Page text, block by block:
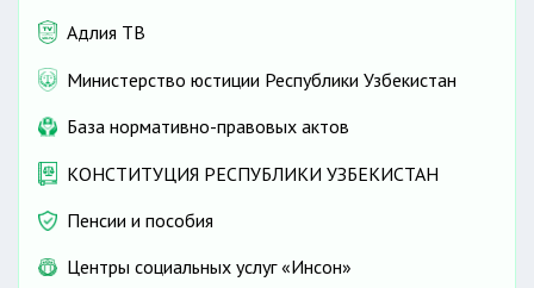
Адлия ТВ
Министерство юстиции Республики Узбекистан
База нормативно-правовых актов
КОНСТИТУЦИЯ РЕСПУБЛИКИ УЗБЕКИСТАН
Пенсии и пособия
Центры социальных услуг «Инсон»